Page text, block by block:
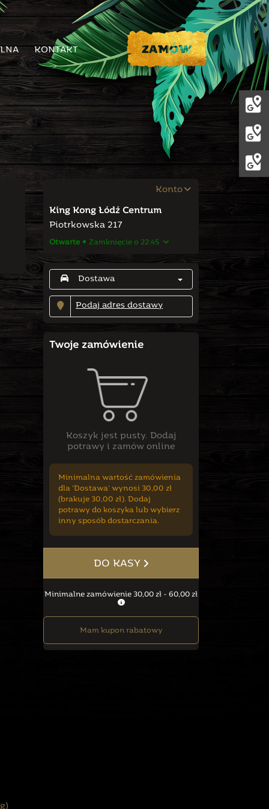
KONTAKT
Konto
King Kong Łódź Centrum
Piotrkowska 217
Otwarte Zamknięcie o 22:45
Dostawa
Podaj adres dostawy
Twoje zamówienie
Koszyk jest pusty. Dodaj
potrawy i zamów online
Minimalna wartość zamówienia
dla 'Dostawa' wynosi 30,00 zł
(brakuje 30,00 zł). Dodaj
potrawy do koszyka lub wybierz
inny sposób dostarczania.
DO KASY
Minimalne zamówienie 30,00 zł - 60,00 zł
Mam kupon rabatowy